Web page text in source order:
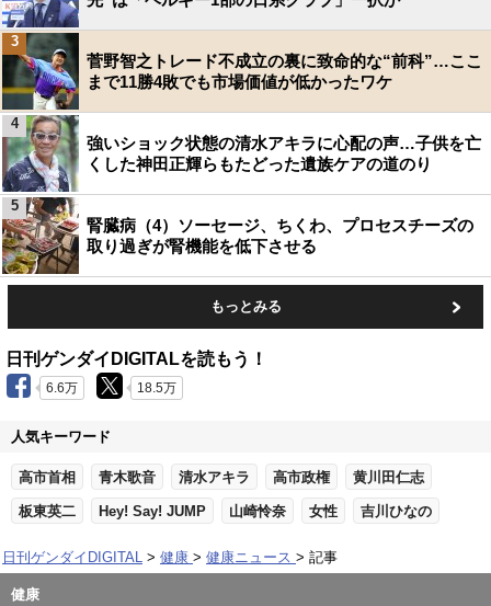
菅野智之トレード不成立の裏に致命的な“前科”…ここ
まで11勝4敗でも市場価値が低かったワケ
3
強いショック状態の清水アキラに心配の声…子供を亡
くした神田正輝らもたどった遺族ケアの道のり
4
腎臓病（4）ソーセージ、ちくわ、プロセスチーズの
取り過ぎが腎機能を低下させる
5
もっとみる
日刊ゲンダイDIGITALを読もう！
6.6万 18.5万
人気キーワード
高市首相 青木歌音 清水アキラ 高市政権 黄川田仁志
板東英二 Hey! Say! JUMP 山崎怜奈 女性 吉川ひなの
日刊ゲンダイDIGITAL 健康 健康ニュース 記事
健康